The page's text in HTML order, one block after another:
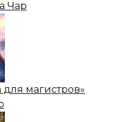
Чар
магистров»